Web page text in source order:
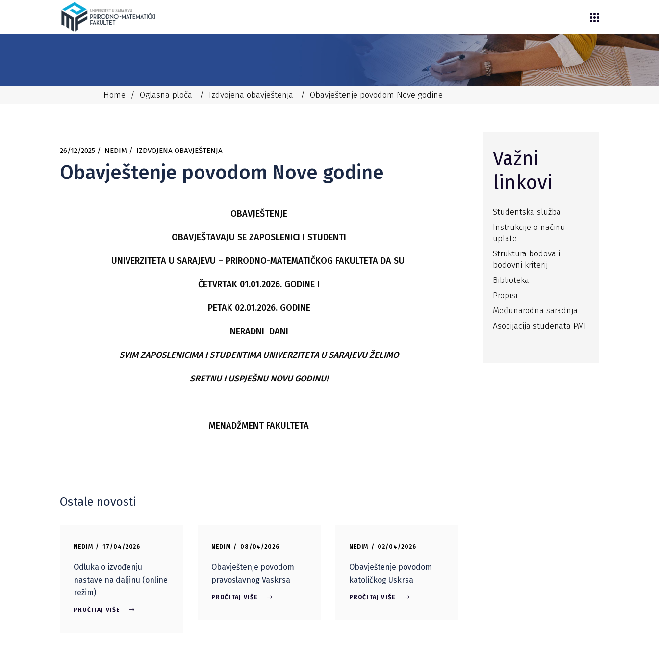
Home / Oglasna ploča / Izdvojena obavještenja / Obavještenje povodom Nove godine
26/12/2025 NEDIM IZDVOJENA OBAVJEŠTENJA
Obavještenje povodom Nove godine
OBAVJEŠTENJE
OBAVJEŠTAVAJU SE ZAPOSLENICI I STUDENTI
UNIVERZITETA U SARAJEVU – PRIRODNO-MATEMATIČKOG FAKULTETA DA SU
ČETVRTAK 01.01.2026. GODINE I
PETAK 02.01.2026. GODINE
NERADNI DANI
SVIM ZAPOSLENICIMA I STUDENTIMA UNIVERZITETA U SARAJEVU ŽELIMO
SRETNU I USPJEŠNU NOVU GODINU!
MENADŽMENT FAKULTETA
Ostale novosti
NEDIM 17/04/2026
Odluka o izvođenju
nastave na daljinu (online
režim)
PROČITAJ VIŠE
NEDIM 08/04/2026
Obavještenje povodom
pravoslavnog Vaskrsa
PROČITAJ VIŠE
NEDIM 02/04/2026
Obavještenje povodom
katoličkog Uskrsa
PROČITAJ VIŠE
Važni
linkovi
Studentska služba
Instrukcije o načinu
uplate
Struktura bodova i
bodovni kriterij
Biblioteka
Propisi
Međunarodna saradnja
Asocijacija studenata PMF